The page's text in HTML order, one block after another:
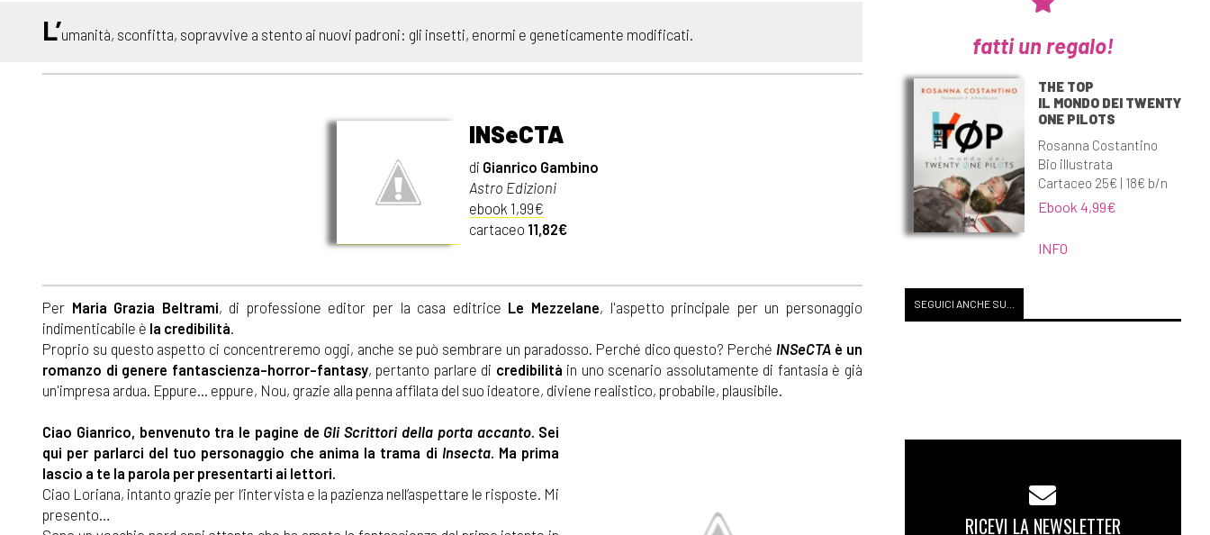
L’umanità, sconfitta, sopravvive a stento ai nuovi padroni: gli insetti, enormi e geneticamente modificati.
INSeCTA
di Gianrico Gambino
Astro Edizioni
ebook 1,99€
cartaceo 11,82€
Per Maria Grazia Beltrami, di professione editor per la casa editrice Le Mezzelane, l'aspetto principale per un personaggio
indimenticabile è la credibilità
Proprio su questo aspetto ci concentreremo oggi, anche se può sembrare un paradosso. Perché dico questo? Perché INSeCTA è un
romanzo di genere fantascienza-horror-fantasy, pertanto parlare di credibilità in uno scenario assolutamente di fantasia è già
un'impresa ardua. Eppure... eppure, Nou, grazie alla penna affilata del suo ideatore, diviene realistico, probabile, plausibile.
Ciao Gianrico, benvenuto tra le pagine de Gli Scrittori della porta accanto. Sei
qui per parlarci del tuo personaggio che anima la trama di Insecta. Ma prima
lascio a te la parola per presentarti ai lettori.
Ciao Loriana, intanto grazie per l’intervista e la pazienza nell’aspettare le risposte. Mi
presento…
fatti un regalo!
THE TOP
IL MONDO DEI TWENTY
ONE PILOTS
Rosanna Costantino
Bio illustrata
Cartaceo 25€ | 18€ b/n
Ebook 4,99€
INFO
SEGUICI ANCHE SU...
RICEVI LA NEWSLETTER